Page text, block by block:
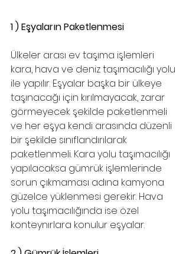
1 ) Eşyaların Paketlenmesi
Ülkeler arası ev taşıma işlemleri
kara, hava ve deniz taşımacılığı yolu
ile yapılır. Eşyalar başka bir ülkeye
taşınacağı için kırılmayacak, zarar
görmeyecek şekilde paketlenmeli
ve her eşya kendi arasında düzenli
bir şekilde sınıflandırılarak
paketlenmeli. Kara yolu taşımacılığı
yapılacaksa gümrük işlemlerinde
sorun çıkmaması adına kamyona
güzelce yüklenmesi gerekir. Hava
yolu taşımacılığında ise özel
konteynırlara konulur eşyalar.